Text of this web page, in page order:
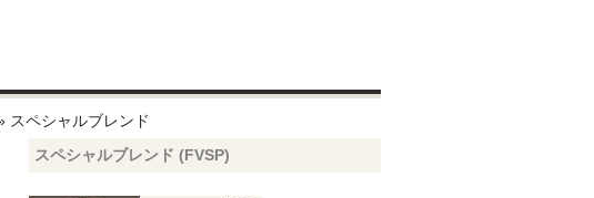
スペシャルブレンド
スペシャルブレンド (FVSP)